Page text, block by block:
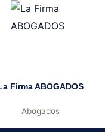
Firma ABOGADOS
Abogados